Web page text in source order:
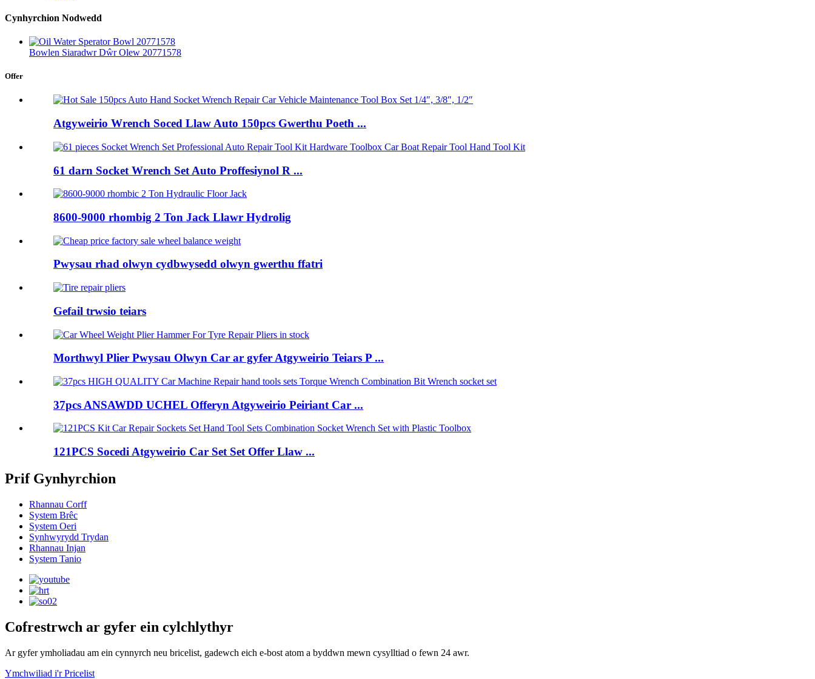
Cynhyrchion Nodwedd
Bowlen Siaradwr Dŵr Olew 20771578
Offer
Atgyweirio Wrench Soced Llaw Auto 150pcs Gwerthu Poeth ...
61 darn Socket Wrench Set Auto Proffesiynol R ...
8600-9000 rhombig 2 Ton Jack Llawr Hydrolig
Pwysau rhad olwyn cydbwysedd olwyn gwerthu ffatri
Gefail trwsio teiars
Morthwyl Plier Pwysau Olwyn Car ar gyfer Atgyweirio Teiars P ...
37pcs ANSAWDD UCHEL Offeryn Atgyweirio Peiriant Car ...
121PCS Socedi Atgyweirio Car Set Set Offer Llaw ...
Prif Gynhyrchion
Rhannau Corff
System Brêc
System Oeri
Synhwyrydd Trydan
Rhannau Injan
System Tanio
Cofrestrwch ar gyfer ein cylchlythyr
Ar gyfer ymholiadau am ein cynnyrch neu bricelist, gadewch eich e-bost atom a byddwn mewn cysylltiad o fewn 24 awr.
Ymchwiliad i'r Pricelist